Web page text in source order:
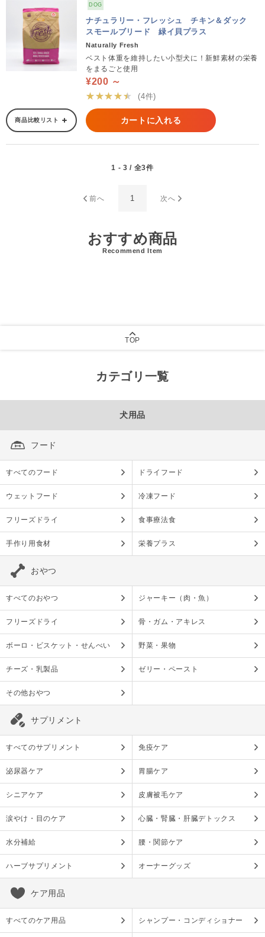
DOG
ナチュラリー・フレッシュ チキン＆ダック
スモールブリード 緑イ貝プラス
Naturally Fresh
ベスト体重を維持したい小型犬に！新鮮素材の栄養
をまるごと使用
¥200 ～
★★★★★
(4件)
商品比較リスト カートに入れる
1 - 3 / 全3件
前へ 1 次へ
おすすめ商品
Recommend Item
TOP
カテゴリ一覧
犬用品
フード
すべてのフード ドライフード
ウェットフード 冷凍フード
フリーズドライ 食事療法食
手作り用食材 栄養プラス
おやつ
すべてのおやつ ジャーキー（肉・魚）
フリーズドライ 骨・ガム・アキレス
ボーロ・ビスケット・せんべい 野菜・果物
チーズ・乳製品 ゼリー・ペースト
その他おやつ
サプリメント
すべてのサプリメント 免疫ケア
泌尿器ケア 胃腸ケア
シニアケア 皮膚被毛ケア
涙やけ・目のケア 心臓・腎臓・肝臓デトックス
水分補給 腰・関節ケア
ハーブサプリメント オーナーグッズ
ケア用品
すべてのケア用品 シャンプー・コンディショナー